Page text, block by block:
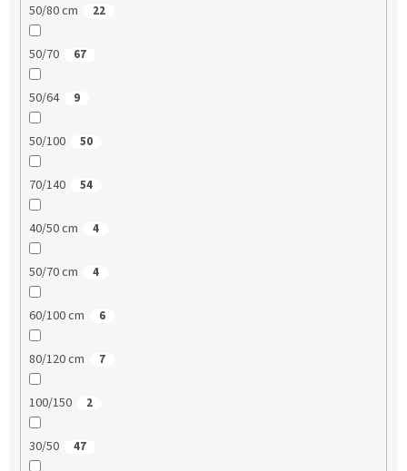
50/80 cm 22
50/70 67
50/64 9
50/100 50
70/140 54
40/50 cm 4
50/70 cm 4
60/100 cm 6
80/120 cm 7
100/150 2
30/50 47